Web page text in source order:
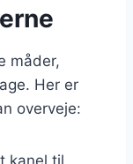
måder,
Her er
overveje:
kanel til